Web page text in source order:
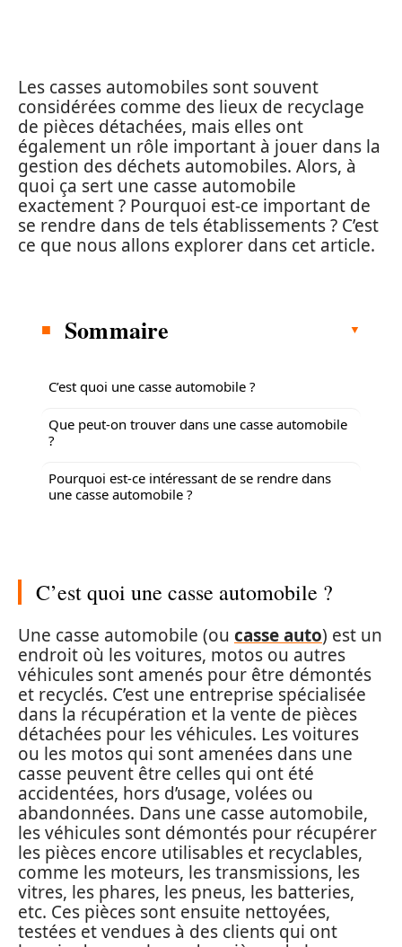
Les casses automobiles sont souvent
considérées comme des lieux de recyclage
de pièces détachées, mais elles ont
également un rôle important à jouer dans la
gestion des déchets automobiles. Alors, à
quoi ça sert une casse automobile
exactement ? Pourquoi est-ce important de
se rendre dans de tels établissements ? C’est
ce que nous allons explorer dans cet article.
Sommaire
C’est quoi une casse automobile ?
Que peut-on trouver dans une casse automobile
?
Pourquoi est-ce intéressant de se rendre dans
une casse automobile ?
C’est quoi une casse automobile ?
Une casse automobile (ou casse auto) est un
endroit où les voitures, motos ou autres
véhicules sont amenés pour être démontés
et recyclés. C’est une entreprise spécialisée
dans la récupération et la vente de pièces
détachées pour les véhicules. Les voitures
ou les motos qui sont amenées dans une
casse peuvent être celles qui ont été
accidentées, hors d’usage, volées ou
abandonnées. Dans une casse automobile,
les véhicules sont démontés pour récupérer
les pièces encore utilisables et recyclables,
comme les moteurs, les transmissions, les
vitres, les phares, les pneus, les batteries,
etc. Ces pièces sont ensuite nettoyées,
testées et vendues à des clients qui ont